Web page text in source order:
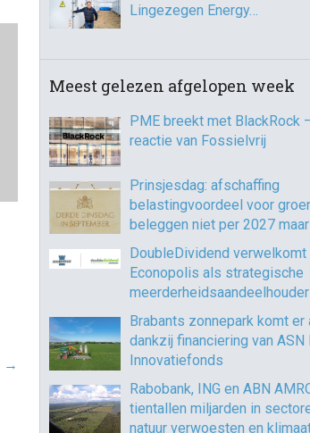
→
Lingezegen Energy…
Meest gelezen afgelopen week
PME breekt met BlackRock
reactie van Fossielvrij
Prinsjesdag: afschaffing
belastingvoordeel voor
beleggen niet per 2027
DoubleDividend verwelkomt
Econopolis als strategische
meerderheidsaandeelhouder
Brabants zonnepark komt er
dankzij financiering van ASN
Innovatiefonds
Rabobank, ING en ABN
tientallen miljarden in
natuur verwoesten en